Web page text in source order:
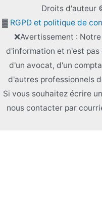
Droits d'auteur
▓ RGPD et politique de
❌Avertissement :
d'information et n'est
d'un avocat, d'un
d'autres professionnels
Si vous souhaitez écrire
nous contacter par